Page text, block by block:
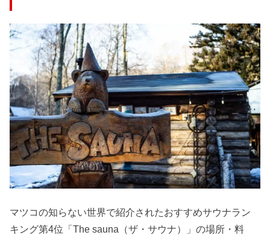
マツコの知らない世界で紹介されたおすすめサウナラン
キング第4位「The sauna（ザ・サウナ）」の場所・料